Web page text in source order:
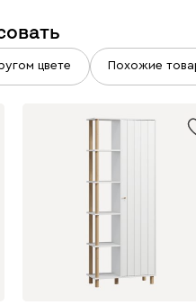
цвете Похожие